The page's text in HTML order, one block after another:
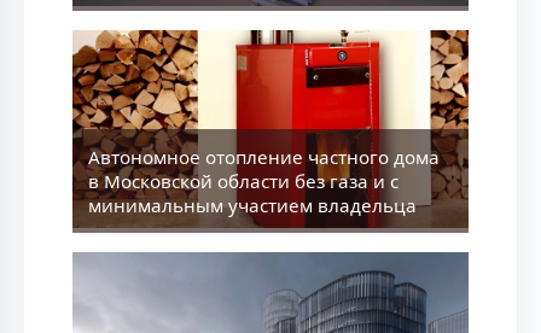
Aвтономное отопление частного дома
в Московской области без газа и с
минимальным участием владельца